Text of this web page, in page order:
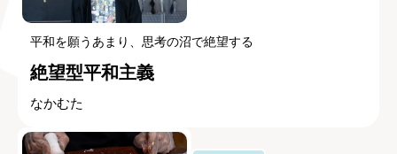
平和を願うあまり、思考の沼で絶望する
絶望型平和主義
なかむた